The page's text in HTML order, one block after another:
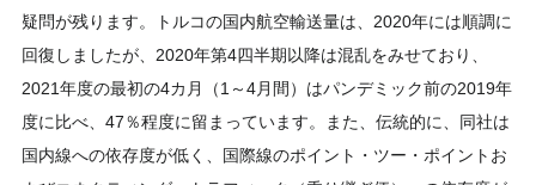
疑問が残ります。トルコの国内航空輸送量は、2020年には順調に
回復しましたが、2020年第4四半期以降は混乱をみせており、
2021年度の最初の4カ月（1～4月間）はパンデミック前の2019年
度に比べ、47％程度に留まっています。また、伝統的に、同社は
国内線への依存度が低く、国際線のポイント・ツー・ポイントお